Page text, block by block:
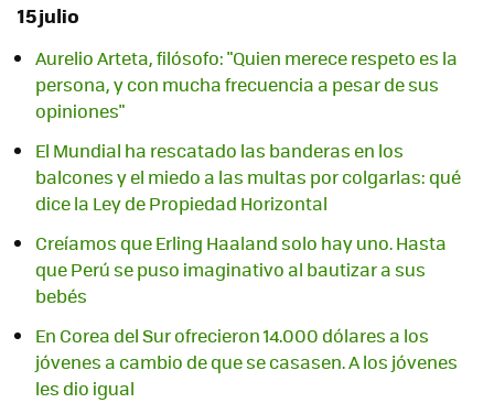
15 julio
Aurelio Arteta, filósofo: "Quien merece respeto es la
persona, y con mucha frecuencia a pesar de sus
opiniones"
El Mundial ha rescatado las banderas en los
balcones y el miedo a las multas por colgarlas: qué
dice la Ley de Propiedad Horizontal
Creíamos que Erling Haaland solo hay uno. Hasta
que Perú se puso imaginativo al bautizar a sus
bebés
En Corea del Sur ofrecieron 14.000 dólares a los
jóvenes a cambio de que se casasen. A los jóvenes
les dio igual